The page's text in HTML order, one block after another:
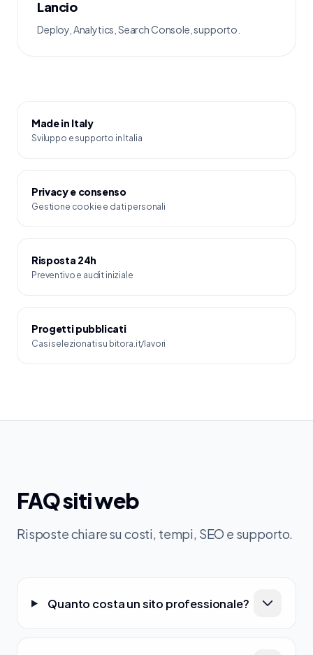
Lancio
Deploy, Analytics, Search Console, supporto.
Made in Italy
Sviluppo e supporto in Italia
Privacy e consenso
Gestione cookie e dati personali
Risposta 24h
Preventivo e audit iniziale
Progetti pubblicati
Casi selezionati su bitora.it/lavori
FAQ siti web
Risposte chiare su costi, tempi, SEO e supporto.
Quanto costa un sito professionale?